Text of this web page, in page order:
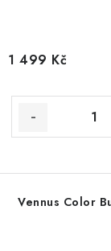
1 499 Kč
Vennus Color